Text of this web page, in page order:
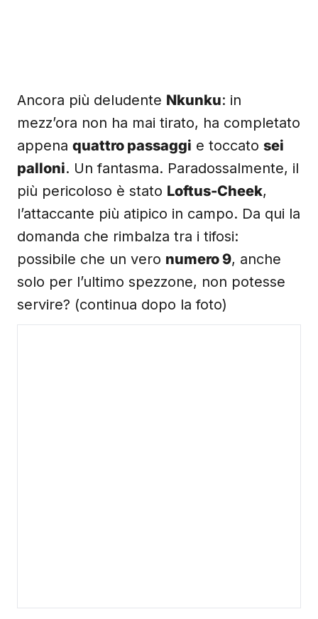
Ancora più deludente Nkunku: in
mezz’ora non ha mai tirato, ha completato
appena quattro passaggi e toccato sei
palloni. Un fantasma. Paradossalmente, il
più pericoloso è stato Loftus-Cheek,
l’attaccante più atipico in campo. Da qui la
domanda che rimbalza tra i tifosi:
possibile che un vero numero 9, anche
solo per l’ultimo spezzone, non potesse
servire? (continua dopo la foto)